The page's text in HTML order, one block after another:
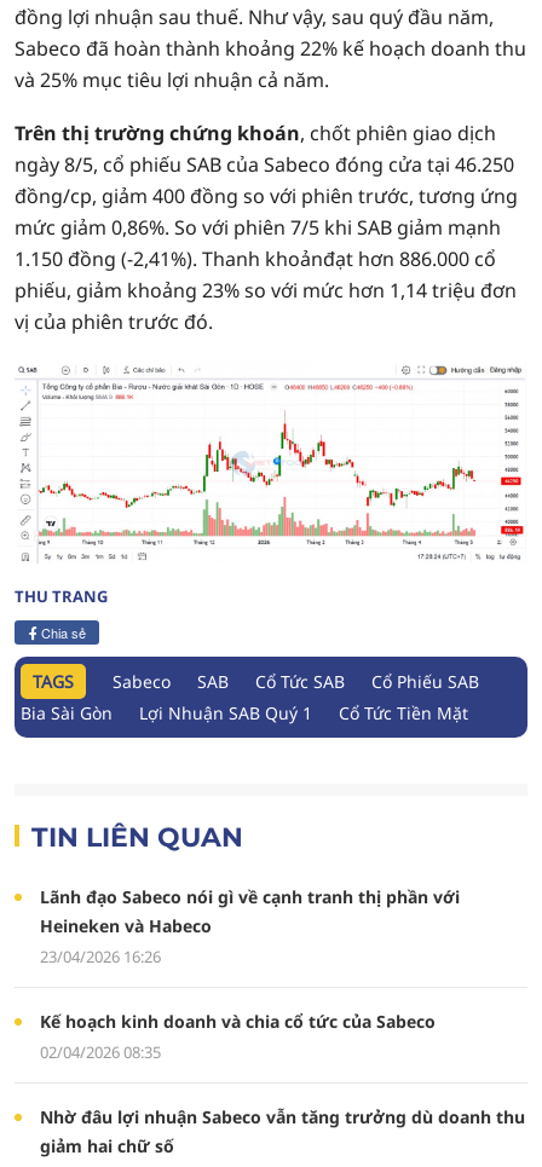
đồng lợi nhuận sau thuế. Như vậy, sau quý đầu năm,
Sabeco đã hoàn thành khoảng 22% kế hoạch doanh thu
và 25% mục tiêu lợi nhuận cả năm.
Trên thị trường chứng khoán, chốt phiên giao dịch
ngày 8/5, cổ phiếu SAB của Sabeco đóng cửa tại 46.250
đồng/cp, giảm 400 đồng so với phiên trước, tương ứng
mức giảm 0,86%. So với phiên 7/5 khi SAB giảm mạnh
1.150 đồng (-2,41%). Thanh khoảnđạt hơn 886.000 cổ
phiếu, giảm khoảng 23% so với mức hơn 1,14 triệu đơn
vị của phiên trước đó.
THU TRANG
Chia sẻ
TAGS Sabeco SAB Cổ Tức SAB
Cổ Phiếu SAB
Bia Sài Gòn
Lợi Nhuận SAB Quý 1 Cổ Tức Tiền Mặt
TIN LIÊN QUAN
Lãnh đạo Sabeco nói gì về cạnh tranh thị phần với
Heineken và Habeco
23/04/2026 16:26
Kế hoạch kinh doanh và chia cổ tức của Sabeco
02/04/2026 08:35
Nhờ đâu lợi nhuận Sabeco vẫn tăng trưởng dù doanh thu
giảm hai chữ số